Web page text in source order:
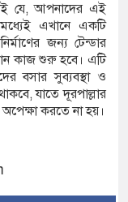
যে, আপনাদের এই
এখানে একটি
জন্য টেন্ডার
কাজ শুরু হবে। এটি
বসার সুব্যবস্থা ও
যাতে দূরপাল্লার
করতে না হয়।